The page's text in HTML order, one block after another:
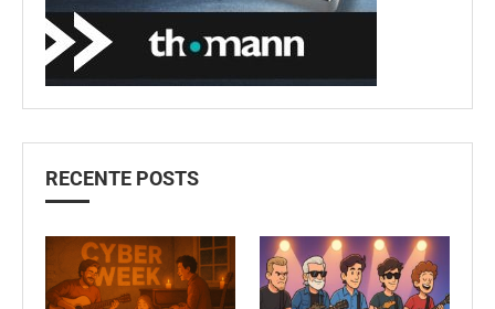
RECENTE POSTS